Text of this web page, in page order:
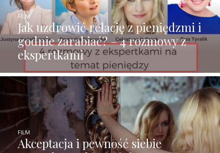
Jak uzdrowić relację z pieniędzmi i
godnie zarabiać? – 4 rozmowy z
ekspertkami
FILM
Akceptacja i pewność siebie
FILM